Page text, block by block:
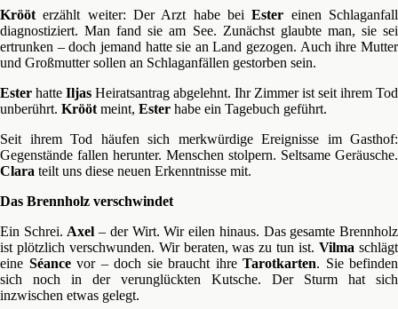
Krööt erzählt weiter: Der Arzt habe beiEster einen Schlaganfall
diagnostiziert. Man fand sie am See. Zunächst glaubte man, sie sei
ertrunken – doch jemand hatte sie an Land gezogen. Auch ihre Mutter
und Großmutter sollen an Schlaganfällen gestorben sein.
Ester hatte Iljas Heiratsantrag abgelehnt. Ihr Zimmer ist seit ihrem Tod
unberührt. Krööt meint, Ester habe ein Tagebuch geführt.
Seit ihrem Tod häufen sich merkwürdige Ereignisse im Gasthof:
Gegenstände fallen herunter. Menschen stolpern. Seltsame Geräusche.
Clara teilt uns diese neuen Erkenntnisse mit.
Das Brennholz verschwindet
Ein Schrei. Axel – der Wirt. Wir eilen hinaus. Das gesamte Brennholz
ist plötzlich verschwunden. Wir beraten, was zu tun ist.Vilma schlägt
eine Séancevor – doch sie braucht ihre Tarotkarten. Sie befinden
sich noch in der verunglückten Kutsche. Der Sturm hat sich
inzwischen etwas gelegt.